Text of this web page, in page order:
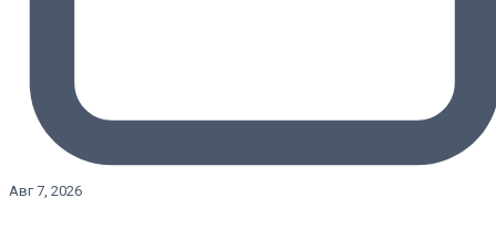
Авг 7, 2026